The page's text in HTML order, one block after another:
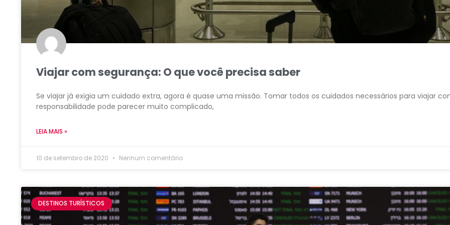
Viajar com segurança: O que você precisa saber
Se viajar já exigia um cuidado extra, agora é quase uma missão. Tomar todos os cuidados necessários para viajar
responsabilidade pode parecer muito complicado,
LEIA MAIS »
10 de setembro de 2020 Nenhum comentário
DESTINOS TURÍSTICOS